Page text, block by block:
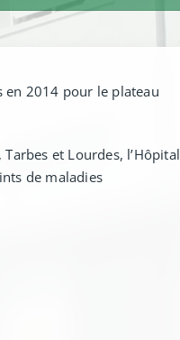
en 2014 pour le plateau
et Lourdes, l’Hôpital
de maladies